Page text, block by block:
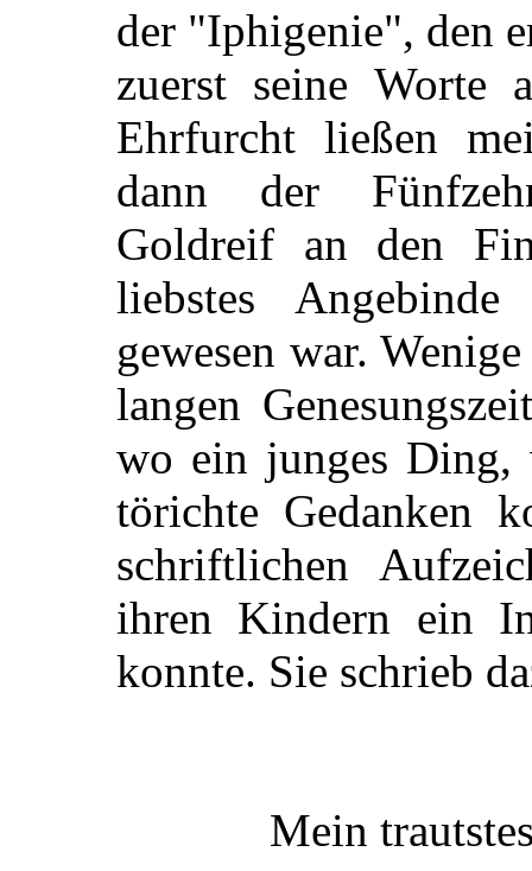
der "Iphigenie", den
zuerst seine Worte
Ehrfurcht ließen
dann der
Goldreif an den
liebstes
gewesen war.
langen
wo ein junges Ding,
törichte Gedanken
schriftlichen
ihren Kindern ein
konnte. Sie schrieb
Mein